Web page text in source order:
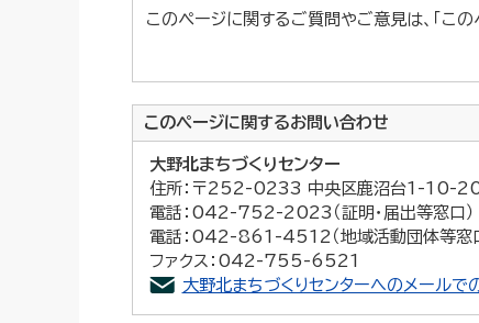
このページに関するご質問やご意見は、「こ
このページに関するお問い合わせ
大野北まちづくりセンター
住所：〒252-0233 中央区鹿沼台1-10-
電話：042-752-2023（証明・届出等窓口）
電話：042-861-4512（地域活動団体等窓
ファクス：042-755-6521
大野北まちづくりセンターへのメールで